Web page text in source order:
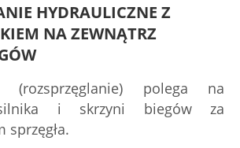
HYDRAULICZNE Z
NA ZEWNĄTRZ
(rozsprzęglanie) polega na
silnika i skrzyni biegów za
sprzęgła.